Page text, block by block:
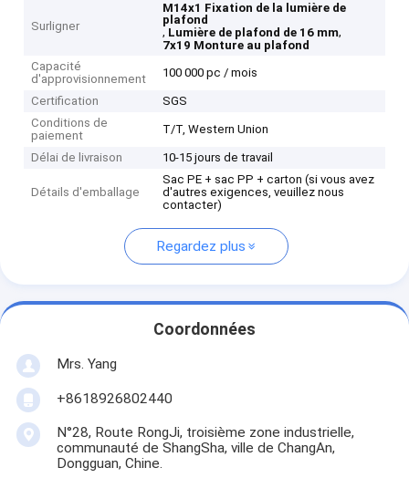
Surligner
M14x1 Fixation de la lumière de
plafond
, Lumière de plafond de 16 mm,
7x19 Monture au plafond
Capacité
d'approvisionnement
100 000 pc / mois
Certification
SGS
Conditions de
paiement
T/T, Western Union
Délai de livraison 10-15 jours de travail
Détails d'emballage
Sac PE + sac PP + carton (si vous avez
d'autres exigences, veuillez nous
contacter)
Regardez plus
Coordonnées
Mrs. Yang
+8618926802440
N°28, Route RongJi, troisième zone industrielle,
communauté de ShangSha, ville de ChangAn,
Dongguan, Chine.